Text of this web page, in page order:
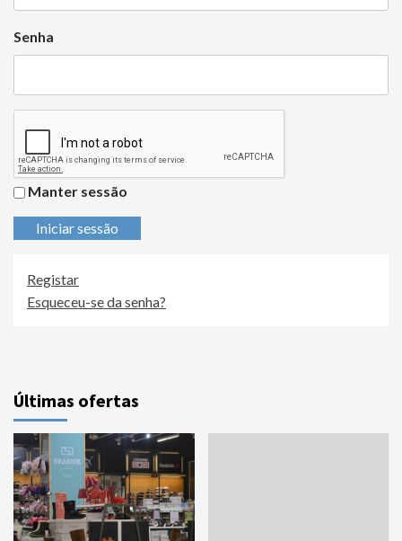
Senha
Manter sessão
Iniciar sessão
Registar
Esqueceu-se da senha?
Últimas ofertas